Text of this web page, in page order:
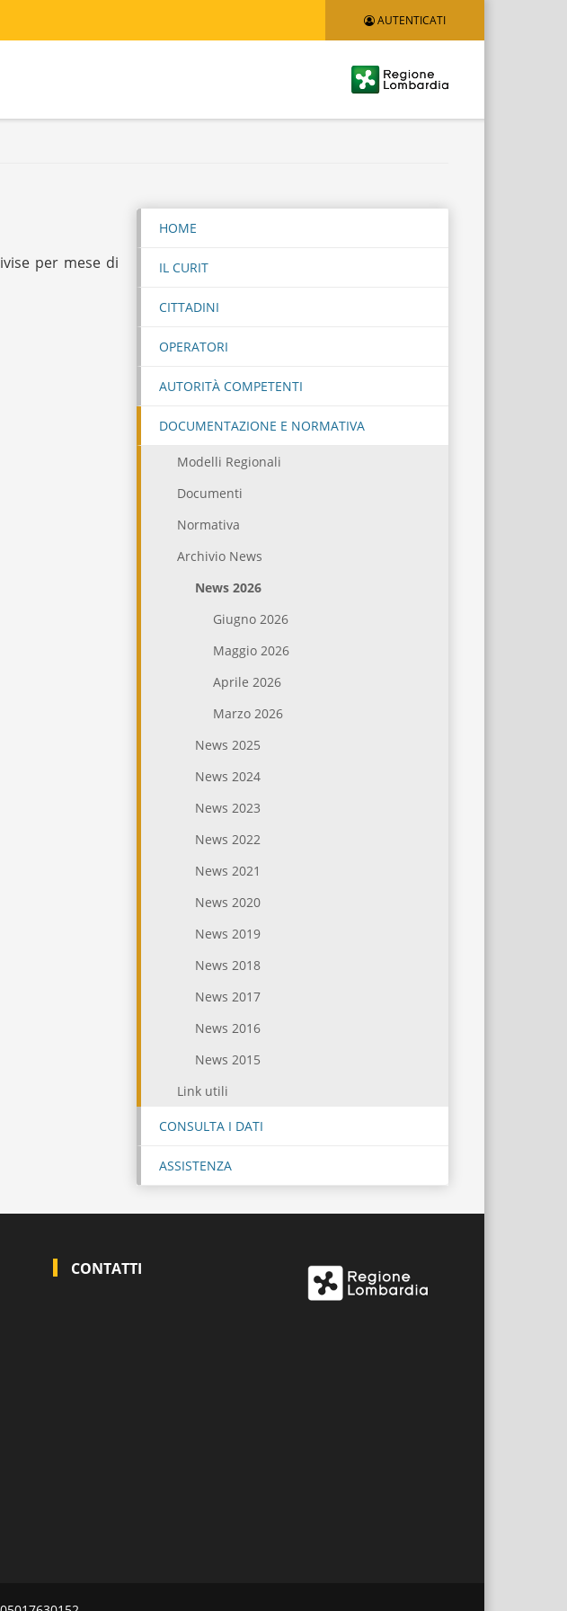
AUTENTICATI
Logo
Regione
Lombardia
per mese di
HOME
IL CURIT
CITTADINI
OPERATORI
AUTORITÀ COMPETENTI
DOCUMENTAZIONE E NORMATIVA
Modelli Regionali
Documenti
Normativa
Archivio News
News 2026
Giugno 2026
Maggio 2026
Aprile 2026
Marzo 2026
News 2025
News 2024
News 2023
News 2022
News 2021
News 2020
News 2019
News 2018
News 2017
News 2016
News 2015
Link utili
CONSULTA I DATI
ASSISTENZA
CONTATTI